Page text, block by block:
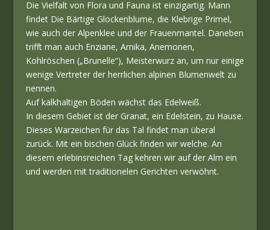
Die Vielfalt von Flora und Fauna ist einzigartig. Mann
findet Die Bärtige Glockenblume, die Klebrige Primel,
wie auch der Alpenklee und der Frauenmantel. Daneben
trifft man auch Enziane, Arnika, Anemonen,
Kohlröschen („Brunelle“), Meisterwurz an, um nur einige
wenige Vertreter der herrlichen alpinen Blumenwelt zu
nennen.
Auf kalkhaltigen Böden wächst das Edelweiß.
In diesem Gebiet ist der Granat, ein Edelstein, zu Hause.
Dieses Warzeichen für das Tal findet man überal
zurück. Mit ein bischen Glück finden wir welche. An
diesem erlebinsreichen Tag kehren wir auf der Alm ein
und werden mit traditionelen Gerichten verwöhnt.